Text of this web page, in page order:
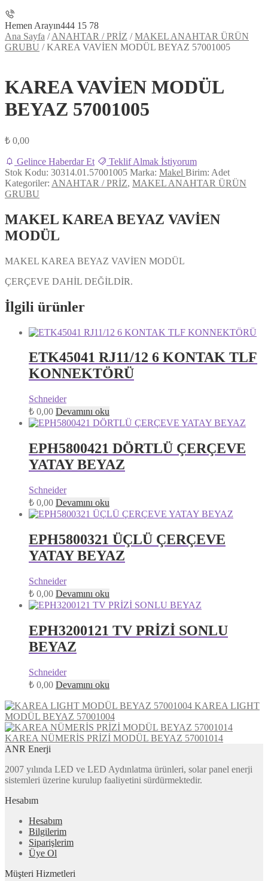
Hemen Arayın444 15 78
Ana Sayfa /ANAHTAR / PRİZ /MAKEL ANAHTAR ÜRÜN
GRUBU /KAREA VAVİEN MODÜL BEYAZ 57001005
KAREA VAVİEN MODÜL
BEYAZ 57001005
₺ 0,00
Gelince Haberdar Et
Teklif Almak İstiyorum
Stok Kodu: 30314.01.57001005 Marka: Makel Birim: Adet
Kategoriler: ANAHTAR / PRİZ, MAKEL ANAHTAR ÜRÜN
GRUBU
MAKEL KAREA BEYAZ VAVİEN
MODÜL
MAKEL KAREA BEYAZ VAVİEN MODÜL
ÇERÇEVE DAHİL DEĞİLDİR.
İlgili ürünler
ETK45041 RJ11/12 6 KONTAK TLF
KONNEKTÖRÜ
Schneider
₺ 0,00 Devamını oku
EPH5800421 DÖRTLÜ ÇERÇEVE
YATAY BEYAZ
Schneider
₺ 0,00 Devamını oku
EPH5800321 ÜÇLÜ ÇERÇEVE
YATAY BEYAZ
Schneider
₺ 0,00 Devamını oku
EPH3200121 TV PRİZİ SONLU
BEYAZ
Schneider
₺ 0,00 Devamını oku
KAREA LIGHT
MODÜL BEYAZ 57001004
KAREA NÜMERİS PRİZİ MODÜL BEYAZ 57001014
ANR Enerji
2007 yılında LED ve LED Aydınlatma ürünleri, solar panel enerji
sistemleri üzerine kurulup faaliyetini sürdürmektedir.
Hesabım
Hesabım
Bilgilerim
Siparişlerim
Üye Ol
Müşteri Hizmetleri